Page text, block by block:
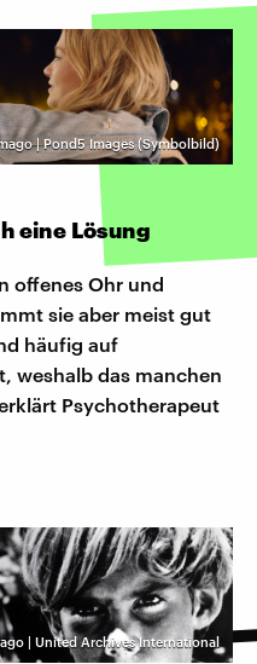
| Pond5 Images (Symbolbild)
eine Lösung
offenes Ohr und
sie aber meist gut
häufig auf
weshalb das manchen
Psychotherapeut
| United Archives International